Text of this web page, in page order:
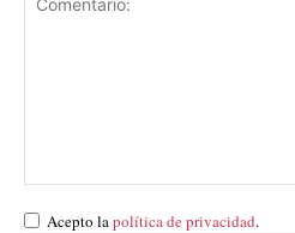
Acepto lapolítica de privacidad.